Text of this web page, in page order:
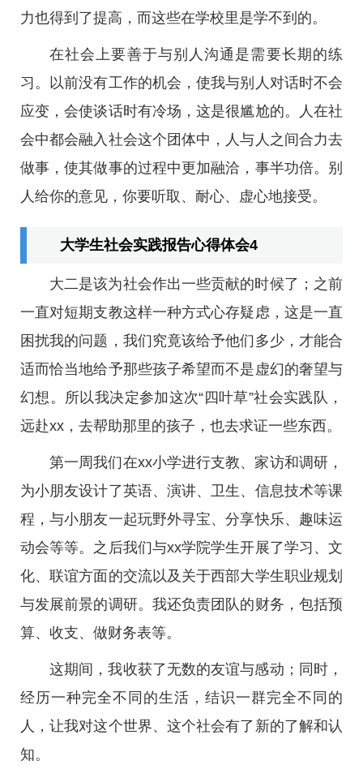
力也得到了提高，而这些在学校里是学不到的。
在社会上要善于与别人沟通是需要长期的练
习。以前没有工作的机会，使我与别人对话时不会
应变，会使谈话时有冷场，这是很尴尬的。人在社
会中都会融入社会这个团体中，人与人之间合力去
做事，使其做事的过程中更加融洽，事半功倍。别
人给你的意见，你要听取、耐心、虚心地接受。
大学生社会实践报告心得体会4
大二是该为社会作出一些贡献的时候了；之前
一直对短期支教这样一种方式心存疑虑，这是一直
困扰我的问题，我们究竟该给予他们多少，才能合
适而恰当地给予那些孩子希望而不是虚幻的奢望与
幻想。所以我决定参加这次“四叶草”社会实践队，
远赴xx，去帮助那里的孩子，也去求证一些东西。
第一周我们在xx小学进行支教、家访和调研，
为小朋友设计了英语、演讲、卫生、信息技术等课
程，与小朋友一起玩野外寻宝、分享快乐、趣味运
动会等等。之后我们与xx学院学生开展了学习、文
化、联谊方面的交流以及关于西部大学生职业规划
与发展前景的调研。我还负责团队的财务，包括预
算、收支、做财务表等。
这期间，我收获了无数的友谊与感动；同时，
经历一种完全不同的生活，结识一群完全不同的
人，让我对这个世界、这个社会有了新的了解和认
知。